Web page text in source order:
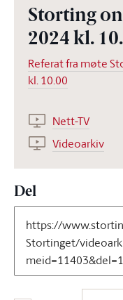
Storting
2024 kl.
Referat fra møte
kl. 10.00
Nett-TV
Videoarkiv
Del